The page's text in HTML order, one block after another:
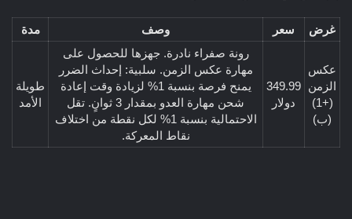
غرض سعر وصف مدة
عكس
الزمن
(+1)
(ب)​
349.99
دولار​
رونة صفراء نادرة. جهزها للحصول على
مهارة عكس الزمن. سلبية: إحداث الضرر
يمنح فرصة بنسبة 1% لزيادة وقت إعادة
شحن مهارة العدو بمقدار 3 ثوانٍ. تقل
الاحتمالية بنسبة 1% لكل نقطة من اختلاف
نقاط المعركة.​
طويلة
الأمد​